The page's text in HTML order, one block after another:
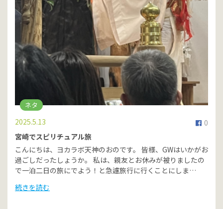
ネタ
0
2025.5.13
宮崎でスピリチュアル旅
こんにちは、ヨカラボ天神のおのです。 皆様、GWはいかがお
過ごしだったしょうか。 私は、親友とお休みが被りましたの
で一泊二日の旅にでよう！と急遽旅行に行くことにしま…
続きを読む